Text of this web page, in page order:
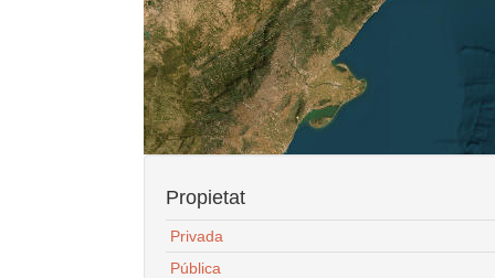
Propietat
Privada
Pública